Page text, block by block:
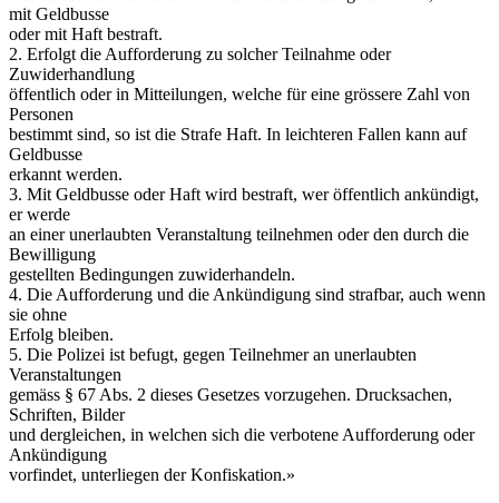
mit Geldbusse
oder mit Haft bestraft.
2. Erfolgt die Aufforderung zu solcher Teilnahme oder
Zuwiderhandlung
öffentlich oder in Mitteilungen, welche für eine grössere Zahl von
Personen
bestimmt sind, so ist die Strafe Haft. In leichteren Fallen kann auf
Geldbusse
erkannt werden.
3. Mit Geldbusse oder Haft wird bestraft, wer öffentlich ankündigt,
er werde
an einer unerlaubten Veranstaltung teilnehmen oder den durch die
Bewilligung
gestellten Bedingungen zuwiderhandeln.
4. Die Aufforderung und die Ankündigung sind strafbar, auch wenn
sie ohne
Erfolg bleiben.
5. Die Polizei ist befugt, gegen Teilnehmer an unerlaubten
Veranstaltungen
gemäss § 67 Abs. 2 dieses Gesetzes vorzugehen. Drucksachen,
Schriften, Bilder
und dergleichen, in welchen sich die verbotene Aufforderung oder
Ankündigung
vorfindet, unterliegen der Konfiskation.»